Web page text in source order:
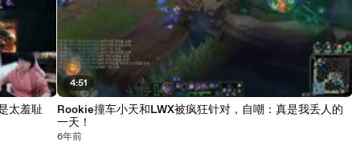
太羞耻
4:51
Rookie撞车小天和LWX被疯狂针对，自嘲：真是我丢人的
一天！
6年前